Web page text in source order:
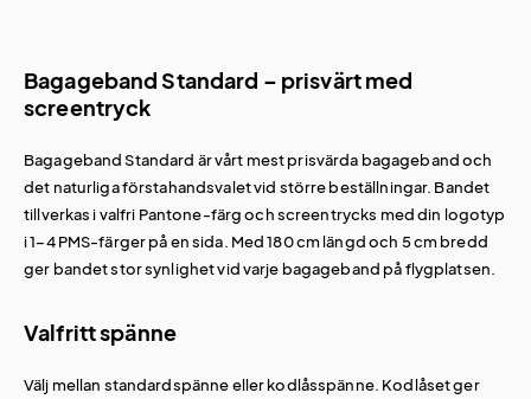
Bagageband Standard – prisvärt med
screentryck
Bagageband Standard är vårt mest prisvärda bagageband och
det naturliga förstahandsvalet vid större beställningar. Bandet
tillverkas i valfri Pantone-färg och screentrycks med din logotyp
i 1–4 PMS-färger på en sida. Med 180 cm längd och 5 cm bredd
ger bandet stor synlighet vid varje bagageband på flygplatsen.
Valfritt spänne
Välj mellan standardspänne eller kodlåsspänne. Kodlåset ger